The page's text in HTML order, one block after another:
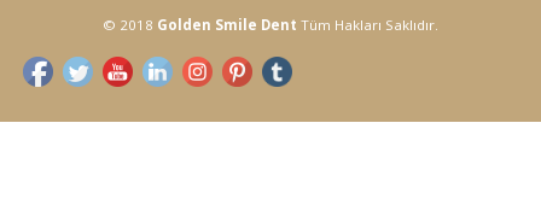
© 2018 Golden Smile Dent Tüm Hakları Saklıdır.